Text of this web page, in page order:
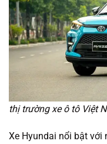
thị trường xe ô tô Việt
Xe Hyundai nổi bật với